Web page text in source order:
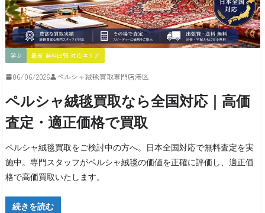
学ぶ 最新 無料出張 対応エリア
06/06/2026 ペルシャ絨毯買取専門店港区
ペルシャ絨毯買取なら全国対応｜高価
査定・適正価格で買取
ペルシャ絨毯買取をご検討中の方へ。日本全国対応で無料査定を実
施中。専門スタッフがペルシャ絨毯の価値を正確に評価し、適正価
格で高価買取いたします。
続きを読む